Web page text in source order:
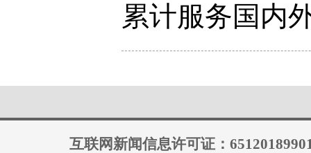
累计服务国内
互联网新闻信息许可证：